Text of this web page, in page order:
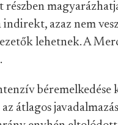
azaz nem
lehetnek. A
béremelkedése
átlagos